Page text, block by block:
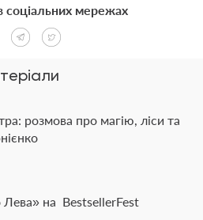
розмова про магію, ліси та
на BestsellerFest
соціальних мережах